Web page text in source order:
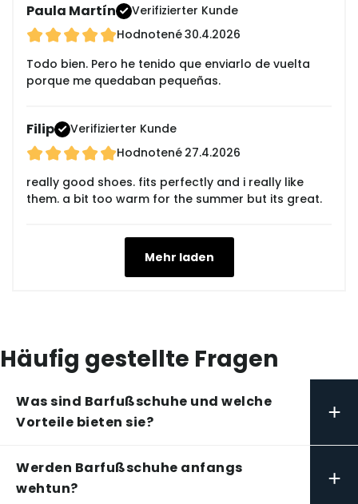
Paula Martín
Verifizierter Kunde
Hodnotené30.4.2026
Todo bien. Pero he tenido que enviarlo de vuelta
porque me quedaban pequeñas.
Filip
Verifizierter Kunde
Hodnotené 27.4.2026
really good shoes. fits perfectly and i really like
them. a bit too warm for the summer but its great.
Mehr laden
Häufig gestellte Fragen
Was sind Barfußschuhe und welche
Vorteile bieten sie?
+
Werden Barfußschuhe anfangs
wehtun?
+